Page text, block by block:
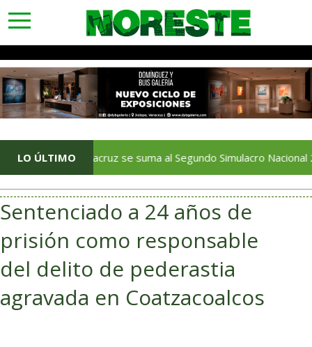
toggle
navigation
LO ÚLTIMO
Veracruz se suma al Segundo Simulacro Nacional 2026;
Sentenciado a 24 años de
prisión como responsable
del delito de pederastia
agravada en Coatzacoalcos